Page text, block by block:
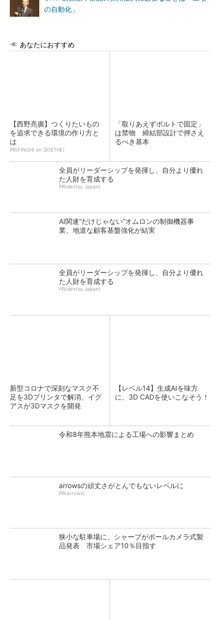
の自動化」
あなたにおすすめ
【西野亮廣】つくりたいもの
を追求できる環境の作り方と
は
PR(FINCHI on GOETHE)
「取りあえずボルトで固定」
は禁物 締結部設計で押さえ
るべき基本
全員がリーダーシップを発揮し、自分より優れ
た人財を育成する
PR(dentsu Japan)
AI関連“だけじゃない”オムロンの制御機器事
業、地道な顧客基盤強化が結実
全員がリーダーシップを発揮し、自分より優れ
た人財を育成する
PR(dentsu Japan)
新型コロナで深刻なマスク不
足を3Dプリンタで解消、イグ
アスが3Dマスクを開発
【レベル14】生成AIを味方
に、3D CADを使いこなそう！
令和8年熊本地震による工場への影響まとめ
arrowsの頑丈さがとんでもないレベルに
PR(arrows)
狭小な駐車場に、シャープがポールカメラ式製
品発表 市場シェア10％目指す